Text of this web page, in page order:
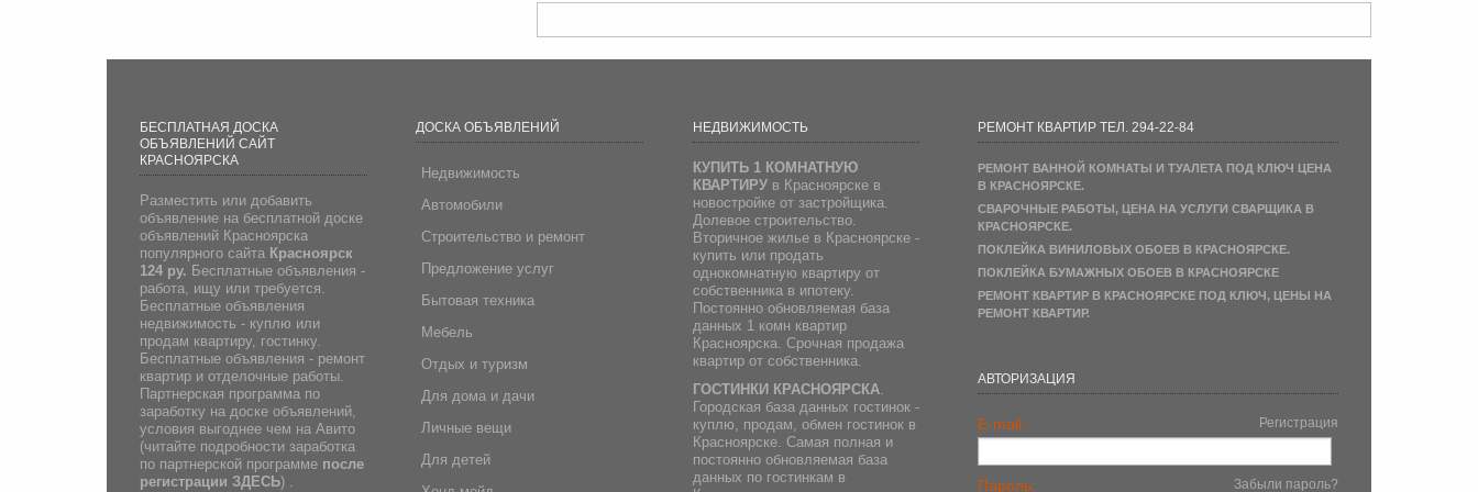
БЕСПЛАТНАЯ ДОСКА
ОБЪЯВЛЕНИЙ САЙТ
КРАСНОЯРСКА
Разместить или добавить
объявление на бесплатной доске
объявлений Красноярска
популярного сайта Красноярск
124 ру. Бесплатные объявления -
работа, ищу или требуется.
Бесплатные объявления
недвижимость - куплю или
продам квартиру, гостинку.
Бесплатные объявления - ремонт
квартир и отделочные работы.
Партнерская программа по
заработку на доске объявлений,
условия выгоднее чем на Авито
(читайте подробности заработка
по партнерской программе после
регистрации ЗДЕСЬ) .
ДОСКА ОБЪЯВЛЕНИЙ
Недвижимость
Автомобили
Строительство и ремонт
Предложение услуг
Бытовая техника
Мебель
Отдых и туризм
Для дома и дачи
Личные вещи
Для детей
НЕДВИЖИМОСТЬ
КУПИТЬ 1 КОМНАТНУЮ
КВАРТИРУв Красноярске в
новостройке от застройщика.
Долевое строительство.
Вторичное жилье в Красноярске -
купить или продать
однокомнатную квартиру от
собственника в ипотеку.
Постоянно обновляемая база
данных 1 комн квартир
Красноярска. Срочная продажа
квартир от собственника.
ГОСТИНКИ КРАСНОЯРСКА.
Городская база данных гостинок -
куплю, продам, обмен гостинок в
Красноярске. Самая полная и
постоянно обновляемая база
данных по гостинкам в
РЕМОНТ КВАРТИР ТЕЛ. 294-22-84
РЕМОНТ ВАННОЙ КОМНАТЫ И ТУАЛЕТА ПОД КЛЮЧ ЦЕНА
В КРАСНОЯРСКЕ.
СВАРОЧНЫЕ РАБОТЫ, ЦЕНА НА УСЛУГИ СВАРЩИКА В
КРАСНОЯРСКЕ.
ПОКЛЕЙКА ВИНИЛОВЫХ ОБОЕВ В КРАСНОЯРСКЕ.
ПОКЛЕЙКА БУМАЖНЫХ ОБОЕВ В КРАСНОЯРСКЕ
РЕМОНТ КВАРТИР В КРАСНОЯРСКЕ ПОД КЛЮЧ, ЦЕНЫ НА
РЕМОНТ КВАРТИР.
АВТОРИЗАЦИЯ
E-mail: Регистрация
Пароль: Забыли пароль?